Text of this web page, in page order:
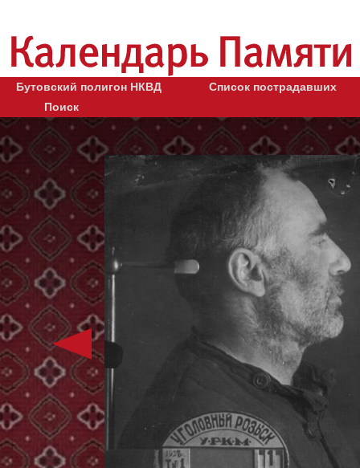
Бутовский полигон НКВД
Список пострадавших
Поиск